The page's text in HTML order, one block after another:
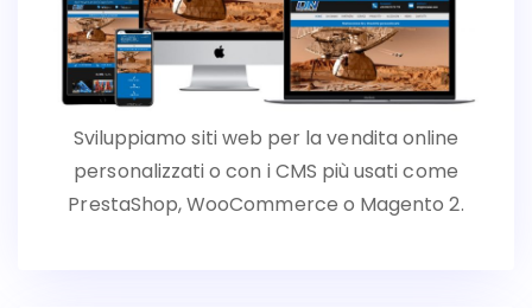
Sviluppiamo siti web per la vendita online
personalizzati o con i CMS più usati come
PrestaShop, WooCommerce o Magento 2.